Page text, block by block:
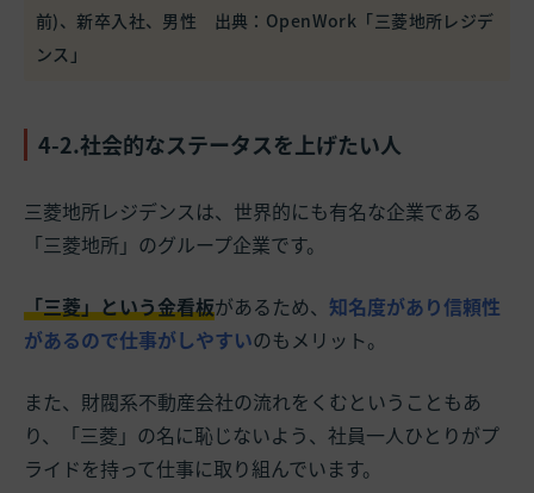
前)、新卒入社、男性 出典： OpenWork「三菱地所レジデ
ンス」
4-2.社会的なステータスを上げたい人
三菱地所レジデンスは、世界的にも有名な企業である
「三菱地所」のグループ企業です。
「三菱」という金看板があるため、 知名度があり信頼性
があるので仕事がしやすいのもメリット。
また、財閥系不動産会社の流れをくむということもあ
り、「三菱」の名に恥じないよう、社員一人ひとりがプ
ライドを持って仕事に取り組んでいます。